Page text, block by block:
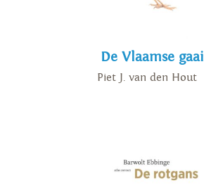
De Vlaamse gaai
Piet J. van den Hout